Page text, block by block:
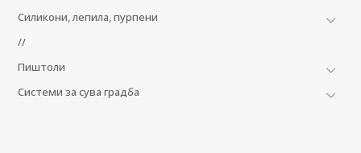
Силикони, лепила, пурпени
//
Пиштоли
Системи за сува градба